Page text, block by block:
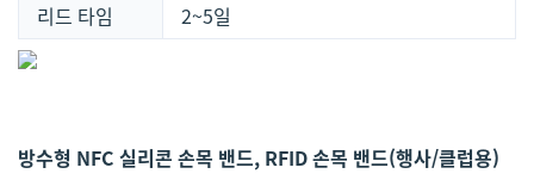
리드 타임
2~5일
방수형 NFC 실리콘 손목 밴드, RFID 손목 밴드(행사/클럽용)